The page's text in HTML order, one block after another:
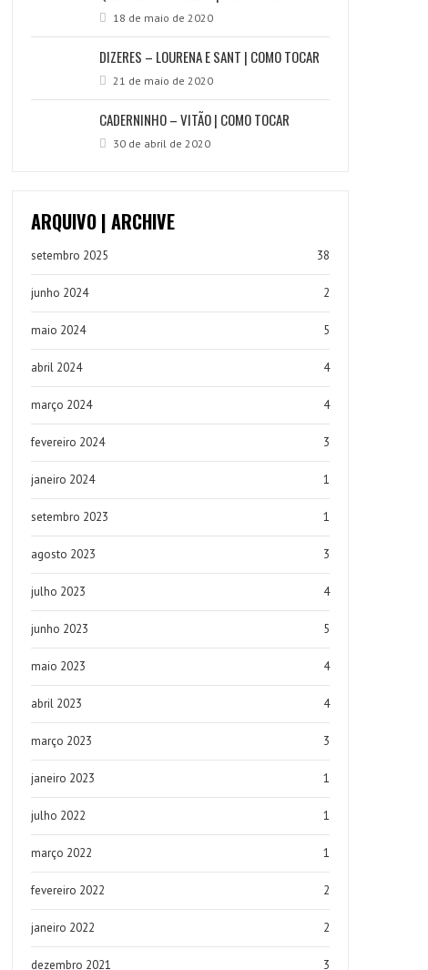
18 de maio de 2020
DIZERES – LOURENA E SANT | COMO TOCAR
21 de maio de 2020
CADERNINHO – VITÃO | COMO TOCAR
30 de abril de 2020
ARQUIVO | ARCHIVE
setembro 2025 38
junho 2024 2
maio 2024 5
abril 2024 4
março 2024 4
fevereiro 2024 3
janeiro 2024 1
setembro 2023 1
agosto 2023 3
julho 2023 4
junho 2023 5
maio 2023 4
abril 2023 4
março 2023 3
janeiro 2023 1
julho 2022 1
março 2022 1
fevereiro 2022 2
janeiro 2022 2
dezembro 2021 3